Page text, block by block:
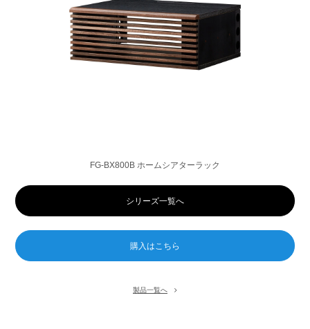
FG-BX800B ホームシアターラック
シリーズ一覧へ
製品一覧へ